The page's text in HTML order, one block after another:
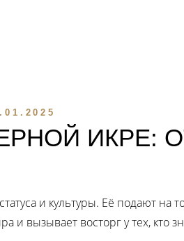
ИКРЕ:
и культуры. Её подают на
вызывает восторг у тех, кто